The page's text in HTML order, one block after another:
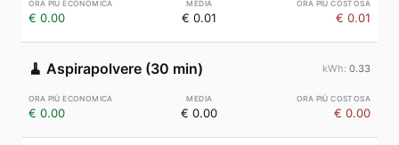
€ 0.00 € 0.01 € 0.01
🧹 Aspirapolvere (30 min) 0.33
€ 0.00 € 0.00 € 0.00